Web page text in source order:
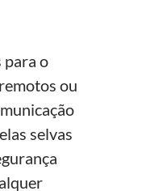
para o
ou
selvas